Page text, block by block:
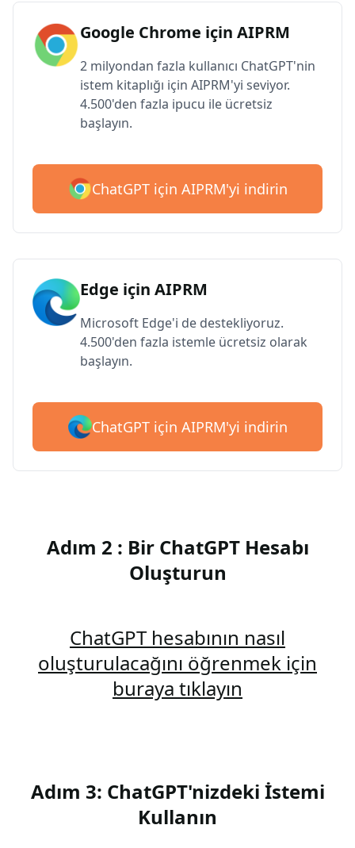
Google Chrome için AIPRM
2 milyondan fazla kullanıcı ChatGPT'nin
istem kitaplığı için AIPRM'yi seviyor.
4.500'den fazla ipucu ile ücretsiz
başlayın.
ChatGPT için AIPRM'yi indirin
Edge için AIPRM
Microsoft Edge'i de destekliyoruz.
4.500'den fazla istemle ücretsiz olarak
başlayın.
ChatGPT için AIPRM'yi indirin
Adım 2 : Bir ChatGPT Hesabı
Oluşturun
ChatGPT hesabının nasıl
oluşturulacağını öğrenmek için
buraya tıklayın
Adım 3: ChatGPT'nizdeki İstemi
Kullanın